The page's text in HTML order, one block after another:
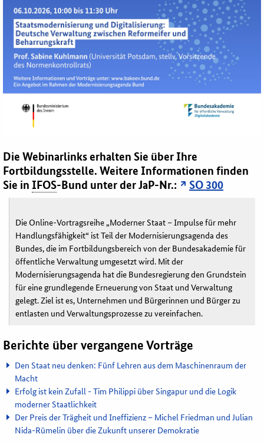
Die Webinarlinks erhalten Sie über Ihre
Fortbildungsstelle. Weitere Informationen finden
Sie in IFOS-Bund unter der JaP-Nr.: SO 300
Die Online-Vortragsreihe „Moderner Staat – Impulse für mehr
Handlungsfähigkeit“ ist Teil der Modernisierungsagenda des
Bundes, die im Fortbildungsbereich von der Bundesakademie für
öffentliche Verwaltung umgesetzt wird. Mit der
Modernisierungsagenda hat die Bundesregierung den Grundstein
für eine grundlegende Erneuerung von Staat und Verwaltung
gelegt. Ziel ist es, Unternehmen und Bürgerinnen und Bürger zu
entlasten und Verwaltungsprozesse zu vereinfachen.
Berichte über vergangene Vorträge
Den Staat neu denken: Fünf Lehren aus dem Maschinenraum der
Macht
Erfolg ist kein Zufall - Tim Philippi über Singapur und die Logik
moderner Staatlichkeit
Der Preis der Trägheit und Ineffizienz – Michel Friedman und Julian
Nida-Rümelin über die Zukunft unserer Demokratie